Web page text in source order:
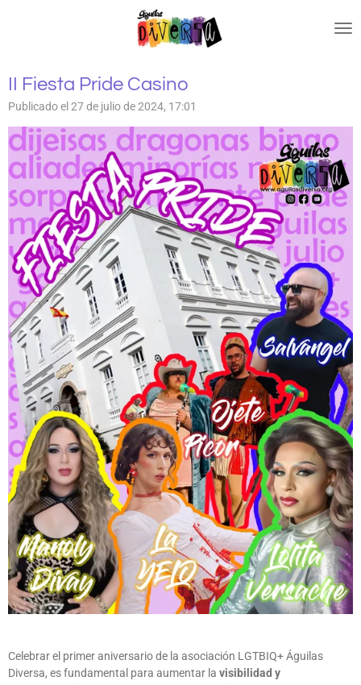
II Fiesta Pride Casino
Publicado el 27 de julio de 2024, 17:01
Celebrar el primer aniversario de la asociación LGTBIQ+ Águilas
Diversa, es fundamental para aumentar la visibilidad y